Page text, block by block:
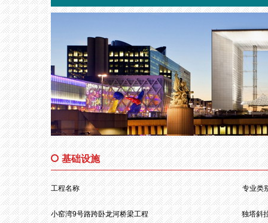
基础设施
工程名称 专业类
小窑湾9号路跨卧龙河桥梁工程
独塔斜